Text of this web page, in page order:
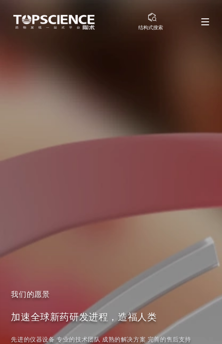
结构式搜索
我们的愿景
加速全球新药研发进程，造福人类
先进的仪器设备 专业的技术团队 成熟的解决方案 完善的售后支持